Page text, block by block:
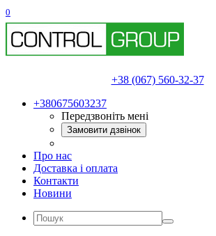
0
+38 (067) 560-32-37
+380675603237
Передзвоніть мені
Замовити дзвінок
Про нас
Доставка і оплата
Контакти
Новини